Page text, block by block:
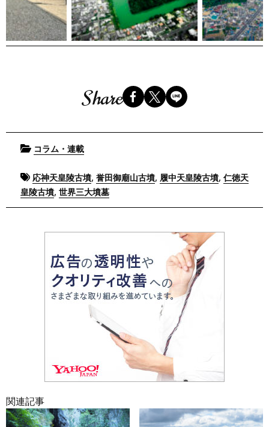
Share
Postedコラム・連載
Tagged
応神天皇陵古墳, 誉田御廟山古墳, 履中天皇陵古墳, 仁徳天
皇陵古墳, 世界三大墳墓
関連記事